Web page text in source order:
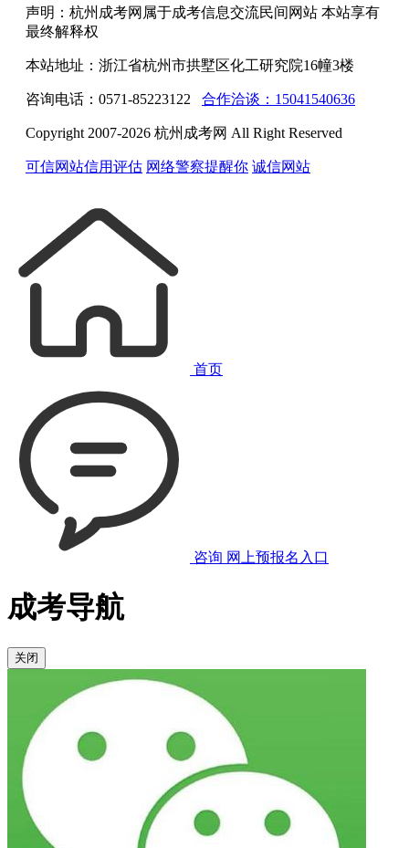
声明：杭州成考网属于成考信息交流民间网站 本站享有
最终解释权
本站地址：浙江省杭州市拱墅区化工研究院16幢3楼
咨询电话：0571-85223122 合作洽谈：15041540636
Copyright 2007-2026 杭州成考网 All Right Reserved
可信网站信用评估 网络警察提醒你 诚信网站
首页
咨询 网上预报名入口
成考导航
关闭